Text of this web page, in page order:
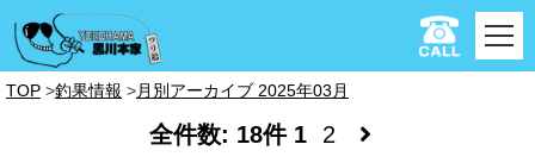
TOP 釣果情報 月別アーカイブ 2025年03月
全件数: 18件 1 2